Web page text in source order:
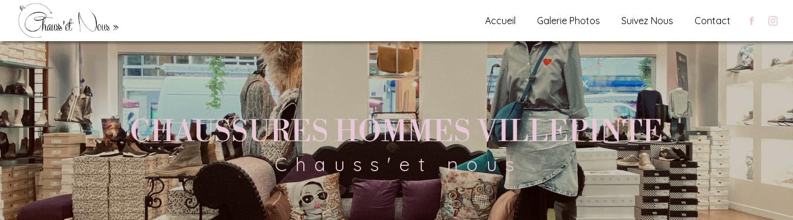
Accueil Galerie Photos Suivez Nous Contact
CHAUSSURES HOMMES VILLEPINTE
Chauss'et nous
Panneau de gestion des cookies